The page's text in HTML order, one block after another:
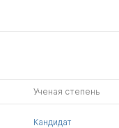
Ученая степень
Кандидат